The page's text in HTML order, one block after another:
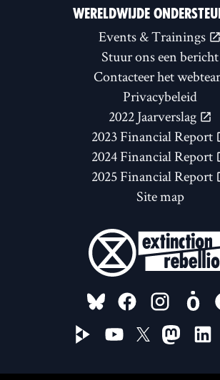
WERELDWIJDE
Events & Trainings
Stuur ons een bericht
Contacteer het
Privacybeleid
2022 Jaarverslag
2023 Financial Report
2024 Financial Report
2025 Financial Report
Site map
FOLLOW US ON